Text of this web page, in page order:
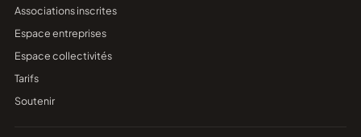
Associations inscrites
Espace entreprises
Espace collectivités
Tarifs
Soutenir